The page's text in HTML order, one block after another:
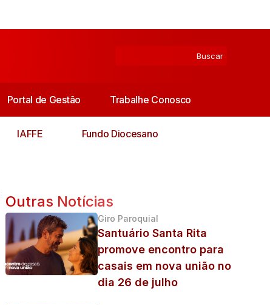
Portal de Gestão Trabalhe Conosco
IAFFE Fundo Diocesano
Outras Notícias
Giro Paroquial
Santuário Santa Rita
promove encontro para
casais em nova união no
dia 26 de julho